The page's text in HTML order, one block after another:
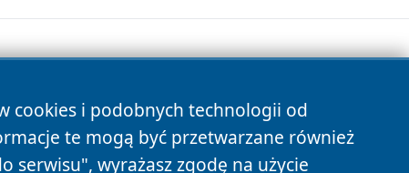
cookies i podobnych technologii od
te mogą być przetwarzane również
serwisu", wyrażasz zgodę na użycie